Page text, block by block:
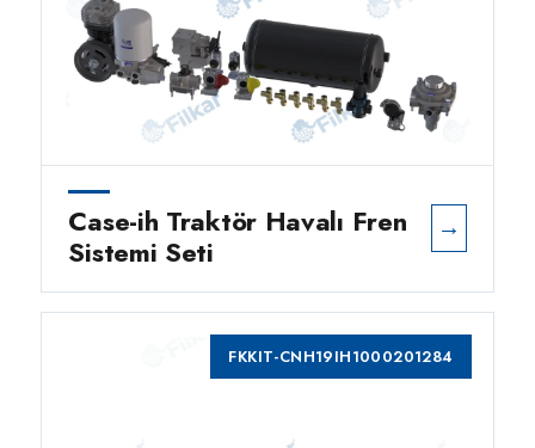
Case-ih Traktör Havalı Fren
Sistemi Seti
→
FKKIT-CNH19IH1000201284